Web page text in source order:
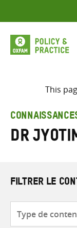
to
content
This
Dr
FILTRER LE